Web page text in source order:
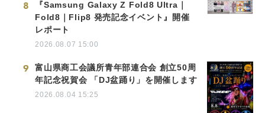
8
『Samsung Galaxy Z Fold8 Ultra｜
Fold8｜Flip8 発売記念イベント』開催
レポート
2026.08.07 15:00
9
富山県商工会議所青年部連合会 創立50周
年記念祝賀会 「DJ盆踊り」を開催します
2026.08.04 15:25